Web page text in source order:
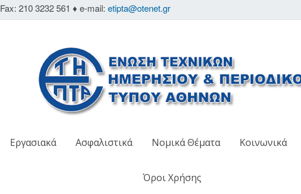
Fax: 210 3232 561 ♦ e-mail: etipta@otenet.gr
Εργασιακά Ασφαλιστικά Νομικά Θέματα Κοινωνικά
Όροι Χρήσης